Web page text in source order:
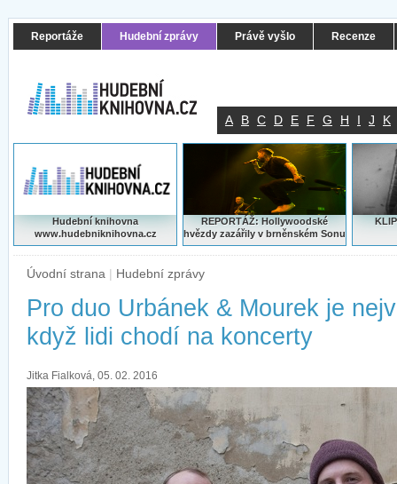
Reportáže Hudební zprávy Právě vyšlo Recenze
A B C D E F G H I J K
Hudební knihovna
www.hudebniknihovna.cz
REPORTÁŽ: Hollywoodské
hvězdy zazářily v brněnském Sonu
Úvodní strana | Hudební zprávy
Pro duo Urbánek & Mourek je
když lidi chodí na koncerty
Jitka Fialková, 05. 02. 2016